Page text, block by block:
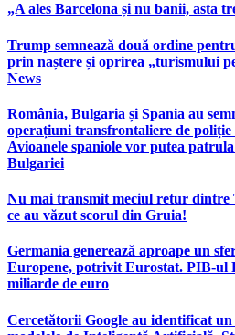
„A ales Barcelona și nu banii, asta
Trump semnează două ordine
prin naștere și oprirea „turismului
News
România, Bulgaria și Spania au
operațiuni transfrontaliere de
Avioanele spaniole vor putea
Bulgariei
Nu mai transmit meciul retur dintre
ce au văzut scorul din Gruia!
Germania generează aproape un
Europene, potrivit Eurostat. PIB-ul
miliarde de euro
Cercetătorii Google au identificat